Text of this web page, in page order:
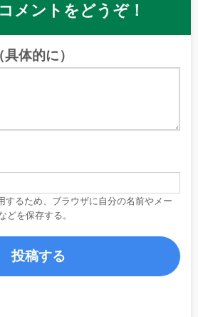
メントをどうぞ！
体的に）
するため、ブラウザに自分の名前やメー
どを保存する。